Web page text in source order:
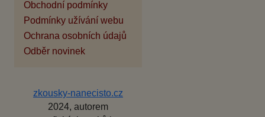
Obchodní podmínky
Podmínky užívání webu
Ochrana osobních údajů
Odběr novinek
zkousky-nanecisto.cz
2024, autorem